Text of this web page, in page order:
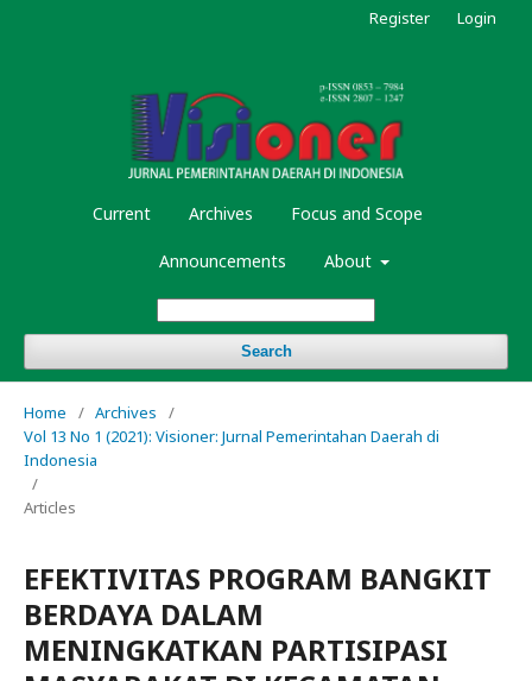
Current Archives Focus and Scope
Announcements About
Search
Register Login
Home / Archives
/
Vol 13 No 1 (2021): Visioner: Jurnal Pemerintahan Daerah di
Indonesia
/
Articles
EFEKTIVITAS PROGRAM BANGKIT
BERDAYA DALAM
MENINGKATKAN PARTISIPASI